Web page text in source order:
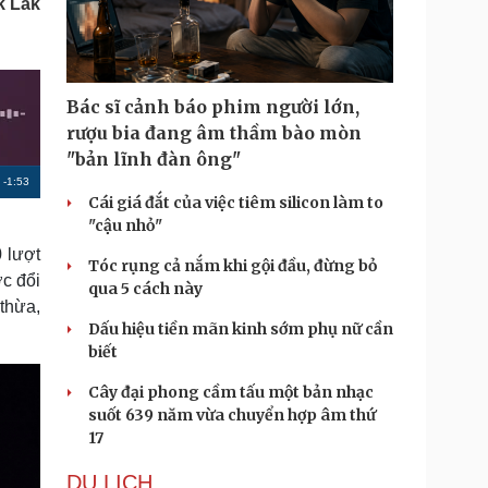
nghiệp 24h
Doanh nhân
Vì cộng đồng
Tin Công nghệ
Trải nghiệm
Chuyển đổi số
lịch
Tour
Podcast
Đọc truyện đêm khuya
Cửa sổ tình yêu
Kể chuyện cho bé
Lắk
R
m
a
i
-1:53
lượt
đổi
Bác sĩ cảnh báo phim người lớn,
rượu bia đang âm thầm bào mòn
"bản lĩnh đàn ông"
Cái giá đắt của việc tiêm silicon làm to
"cậu nhỏ"
Tóc rụng cả nắm khi gội đầu, đừng bỏ
qua 5 cách này
Dấu hiệu tiền mãn kinh sớm phụ nữ cần
biết
Cây đại phong cầm tấu một bản nhạc
suốt 639 năm vừa chuyển hợp âm thứ
17
DU LỊCH